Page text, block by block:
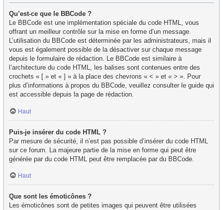
Qu’est-ce que le BBCode ?
Le BBCode est une implémentation spéciale du code HTML, vous
offrant un meilleur contrôle sur la mise en forme d’un message.
L’utilisation du BBCode est déterminée par les administrateurs, mais il
vous est également possible de la désactiver sur chaque message
depuis le formulaire de rédaction. Le BBCode est similaire à
l’architecture du code HTML, les balises sont contenues entre des
crochets « [ » et « ] » à la place des chevrons « < » et « > ». Pour
plus d’informations à propos du BBCode, veuillez consulter le guide qui
est accessible depuis la page de rédaction.
Haut
Puis-je insérer du code HTML ?
Par mesure de sécurité, il n’est pas possible d’insérer du code HTML
sur ce forum. La majeure partie de la mise en forme qui peut être
générée par du code HTML peut être remplacée par du BBCode.
Haut
Que sont les émoticônes ?
Les émoticônes sont de petites images qui peuvent être utilisées